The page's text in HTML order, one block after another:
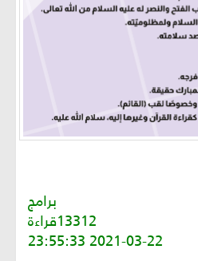
برامج
13312قراءة
2021-03-22 23:55:33